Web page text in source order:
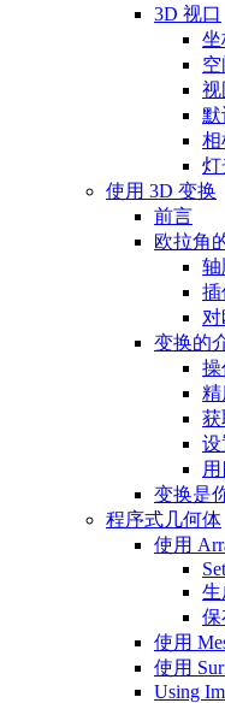
3D 视口
坐
视
默
相
灯
使用 3D 变换
前言
欧拉角
轴
插
变换的
操
精
获
设
变换是
程序式几何体
使用
生
保
使用
使用
Using